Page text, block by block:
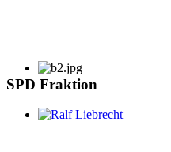
SPD Fraktion